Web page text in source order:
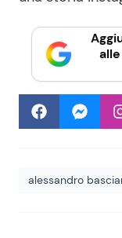
alessandro